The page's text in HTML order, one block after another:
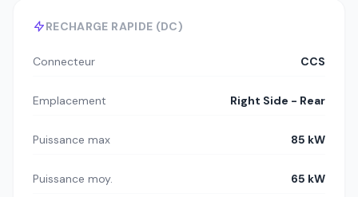
RECHARGE RAPIDE (DC)
Connecteur CCS
Emplacement Right Side - Rear
Puissance max 85 kW
Puissance moy. 65 kW